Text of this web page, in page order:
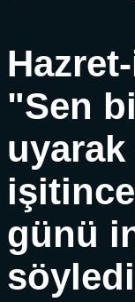
"Sen
günü